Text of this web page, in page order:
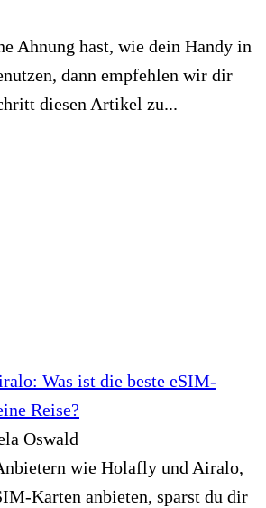
Ahnung hast, wie dein Handy in
dann empfehlen wir dir
diesen Artikel zu...
Was ist die beste eSIM-
Reise?
Oswald
wie Holafly und Airalo,
Karten anbieten, sparst du dir